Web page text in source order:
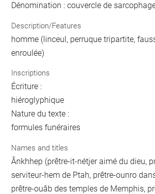
Dénomination : couvercle de
Description/Features
homme (linceul, perruque tripartite,
enroulée)
Inscriptions
Écriture :
hiéroglyphique
Nature du texte :
formules funéraires
Names and titles
Ânkhhep (prêtre-it-nétjer aimé du dieu,
serviteur-hem de Ptah, prêtre-ounro
prêtre-ouâb des temples de Memphis,